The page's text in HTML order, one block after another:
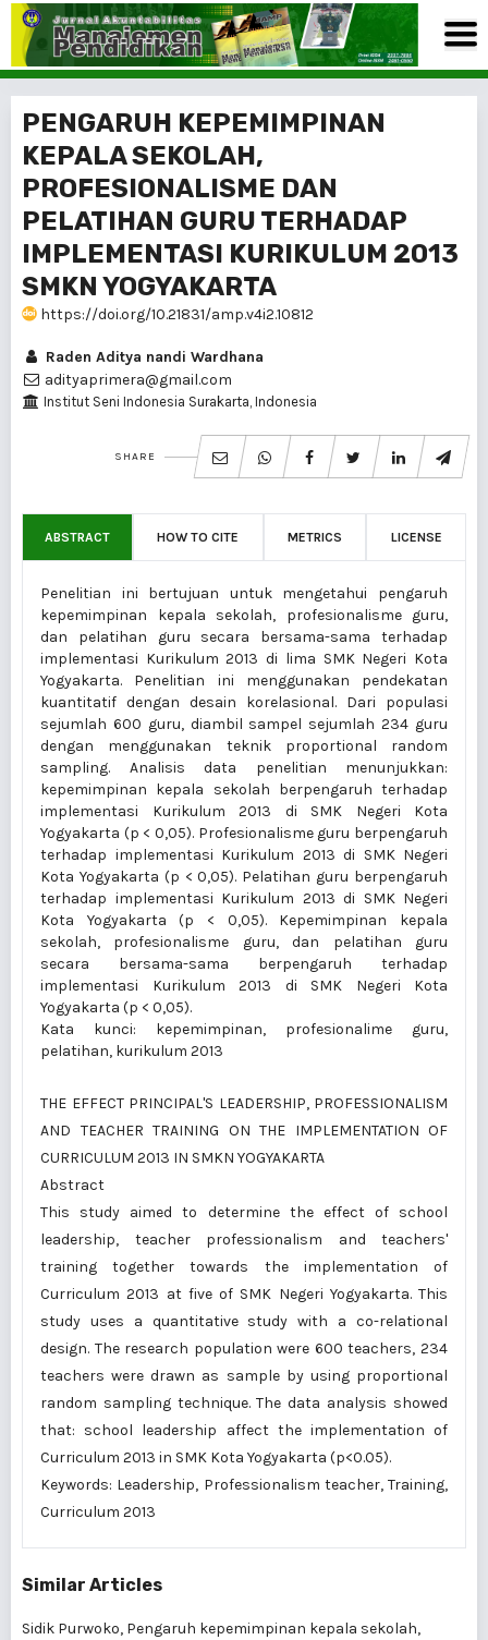
PENGARUH KEPEMIMPINAN
KEPALA SEKOLAH,
PROFESIONALISME DAN
PELATIHAN GURU TERHADAP
IMPLEMENTASI KURIKULUM 2013
SMKN YOGYAKARTA
https://doi.org/10.21831/amp.v4i2.10812
Raden Aditya nandi Wardhana
adityaprimera@gmail.com
Institut Seni Indonesia Surakarta, Indonesia
SHARE
ABSTRACT HOW TO CITE METRICS LICENSE
Penelitian ini bertujuan untuk mengetahui pengaruh
kepemimpinan kepala sekolah, profesionalisme guru,
dan pelatihan guru secara bersama-sama terhadap
implementasi Kurikulum 2013 di lima SMK Negeri Kota
Yogyakarta. Penelitian ini menggunakan pendekatan
kuantitatif dengan desain korelasional. Dari populasi
sejumlah 600 guru, diambil sampel sejumlah 234 guru
dengan menggunakan teknik proportional random
sampling. Analisis data penelitian menunjukkan:
kepemimpinan kepala sekolah berpengaruh terhadap
implementasi Kurikulum 2013 di SMK Negeri Kota
Yogyakarta (p < 0,05). Profesionalisme guru berpengaruh
terhadap implementasi Kurikulum 2013 di SMK Negeri
Kota Yogyakarta (p < 0,05). Pelatihan guru berpengaruh
terhadap implementasi Kurikulum 2013 di SMK Negeri
Kota Yogyakarta (p < 0,05). Kepemimpinan kepala
sekolah, profesionalisme guru, dan pelatihan guru
secara bersama-sama berpengaruh terhadap
implementasi Kurikulum 2013 di SMK Negeri Kota
Yogyakarta (p < 0,05).
Kata kunci: kepemimpinan, profesionalime guru,
pelatihan, kurikulum 2013
THE EFFECT PRINCIPAL'S LEADERSHIP, PROFESSIONALISM
AND TEACHER TRAINING ON THE IMPLEMENTATION OF
CURRICULUM 2013 IN SMKN YOGYAKARTA
Abstract
This study aimed to determine the effect of school
leadership, teacher professionalism and teachers'
training together towards the implementation of
Curriculum 2013 at five of SMK Negeri Yogyakarta. This
study uses a quantitative study with a co-relational
design. The research population were 600 teachers, 234
teachers were drawn as sample by using proportional
random sampling technique. The data analysis showed
that: school leadership affect the implementation of
Curriculum 2013 in SMK Kota Yogyakarta (p<0.05).
Keywords: Leadership, Professionalism teacher, Training,
Curriculum 2013
Similar Articles
Sidik Purwoko, Pengaruh kepemimpinan kepala sekolah,